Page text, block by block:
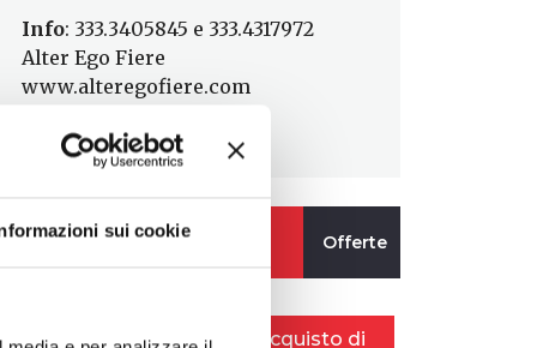
sui cookie
Info: 333.3405845 e 333.4317972
Alter Ego Fiere
www.alteregofiere.com